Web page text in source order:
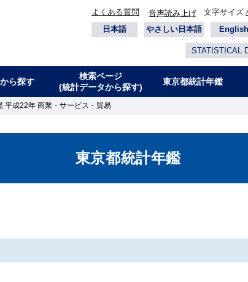
よくある質問 音声読み上げ 文字サイズ
日本語
やさしい日本語 English
STATISTICAL
ら探す
検索ページ
(統計データから探す)
東京都統計年鑑
平成22年 商業・サービス・貿易
東京都統計年鑑